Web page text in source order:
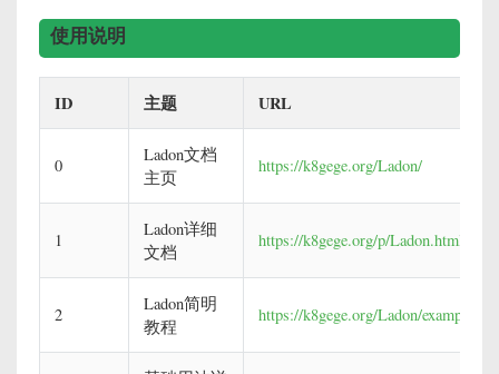
使用说明
ID 主题 URL
0
Ladon文档
主页
https://k8gege.org/Ladon/
1
Ladon详细
文档
https://k8gege.org/p/Ladon.html
2
Ladon简明
教程
https://k8gege.org/Ladon/